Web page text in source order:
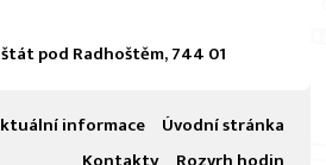
pod Radhoštěm, 744 01
Úvodní stránka
informace